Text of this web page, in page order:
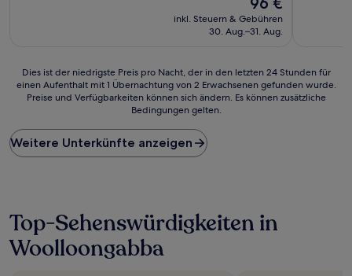
Preis
beträgt
inkl. Steuern & Gebühren
30. Aug.–31. Aug.
Dies
ist
Preis
pro
Nacht,
letzten
24 Stunden
für
einen
Dies ist der niedrigste Preis pro Nacht, der in den letzten 24 Stunden für
einen Aufenthalt mit 1 Übernachtung von 2 Erwachsenen gefunden wurde.
Preise und Verfügbarkeiten können sich ändern. Es können zusätzliche
Bedingungen gelten.
Weitere Unterkünfte anzeigen
Top-Sehenswürdigkeiten in
Woolloongabba